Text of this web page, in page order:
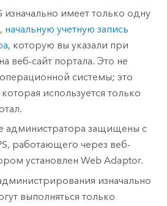
изначально имеет только одну
начальную учетную запись
, которую вы указали при
веб-сайт портала. Это не
операционной системы; это
которая используется только
администратора защищены с
работающего через веб-
установлен Web Adaptor.
изначально
выполняться только